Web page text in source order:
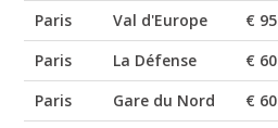
Paris
Val d'Europe € 95
Paris
La Défense € 60
Paris
Gare du Nord € 60